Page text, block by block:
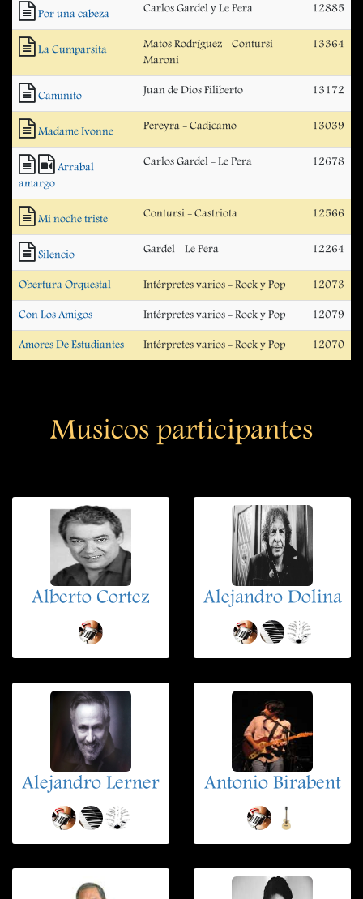
Por una cabeza Carlos Gardel y Le Pera 12885
La Cumparsita
Matos Rodríguez - Contursi -
Maroni
13364
Caminito Juan de Dios Filiberto 13172
Madame Ivonne Pereyra - Cadícamo 13039
Arrabal
amargo
Carlos Gardel - Le Pera 12678
Mi noche triste Contursi - Castriota 12566
Silencio Gardel - Le Pera 12264
Obertura Orquestal Intérpretes varios - Rock y Pop 12073
Con Los Amigos Intérpretes varios - Rock y Pop 12079
Amores De Estudiantes Intérpretes varios - Rock y Pop 12070
Musicos participantes
Alberto Cortez Alejandro Dolina
Alejandro Lerner Antonio Birabent